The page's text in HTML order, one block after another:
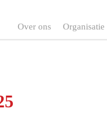
Over ons Organisatie